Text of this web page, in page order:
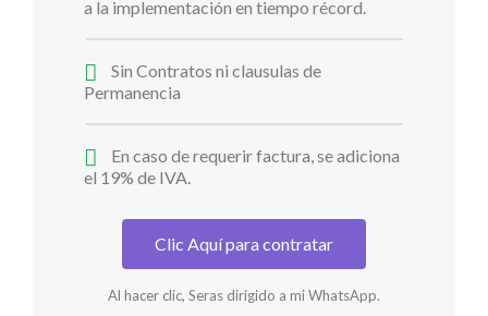
a la implementación en tiempo récord.
Sin Contratos ni clausulas de
Permanencia
En caso de requerir factura, se adiciona
el 19% de IVA.
Clic Aquí para contratar
Al hacer clic, Seras dirigido a mi WhatsApp.